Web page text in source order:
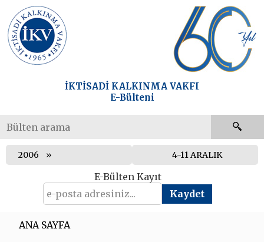
İKTİSADİ KALKINMA VAKFI
E-Bülteni
2006 4-11 ARALIK
E-Bülten Kayıt
ANA SAYFA